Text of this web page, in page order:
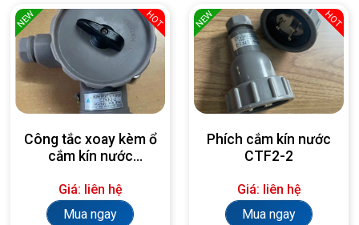
NEW HOT
Công tắc xoay kèm ổ
cắm kín nước
Giá: liên hệ
Mua ngay
NEW HOT
Phích cắm kín nước
CTF2-2
Giá: liên hệ
Mua ngay